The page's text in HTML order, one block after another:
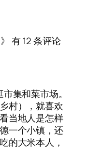
有 12 条评论
集和菜市场。
村），就喜欢
当地人是怎样
一个小镇，还
的大米本人，